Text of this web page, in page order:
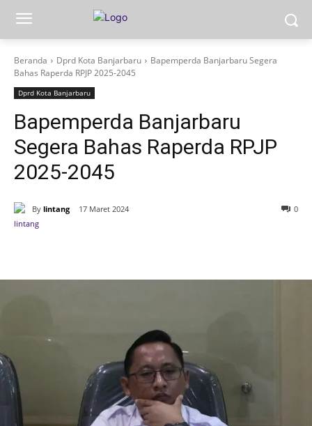
Beranda Dprd Kota Banjarbaru
Bapemperda Banjarbaru Segera
Bahas Raperda RPJP 2025-2045
Dprd Kota Banjarbaru
Bapemperda Banjarbaru
Segera Bahas Raperda RPJP
2025-2045
By lintang 17 Maret 2024 0